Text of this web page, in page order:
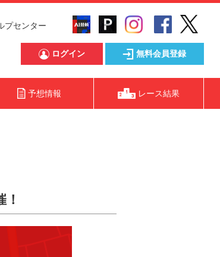
プセンター
ログイン 無料会員登録
予想情報 レース結果